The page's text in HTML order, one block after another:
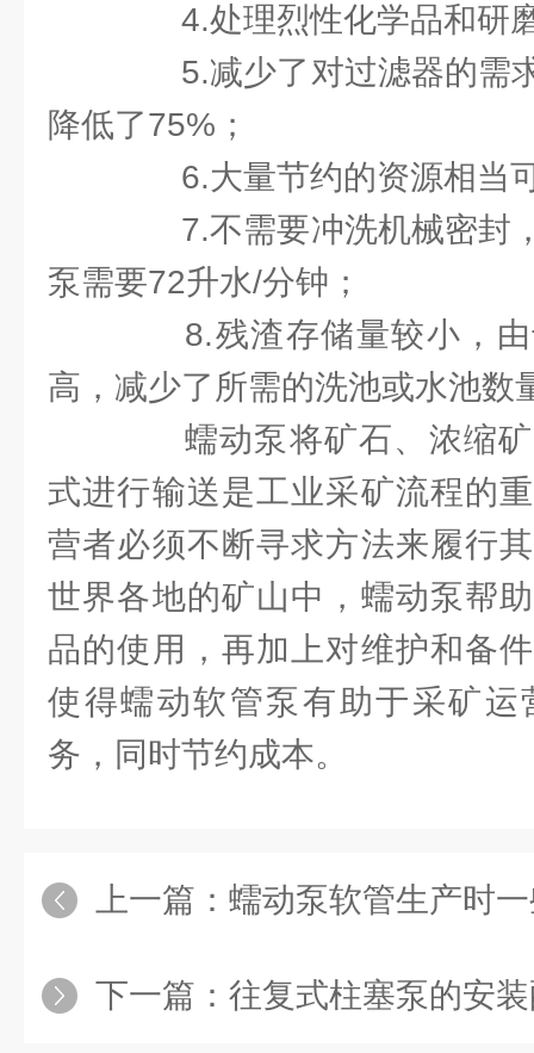
4.处理烈性化学品和研
5.减少了对过滤器的需
降低了75%；
6.大量节约的资源相当
7.不需要冲洗机械密封
泵需要72升水/分钟；
8.残渣存储量较小，由
高，减少了所需的洗池或水池数
蠕动泵将矿石、浓缩矿
式进行输送是工业采矿流程的
营者必须不断寻求方法来履行
世界各地的矿山中，蠕动泵帮
品的使用，再加上对维护和备
使得蠕动软管泵有助于采矿运
务，同时节约成本。
上一篇： 蠕动泵软管生产时
下一篇： 往复式柱塞泵的安